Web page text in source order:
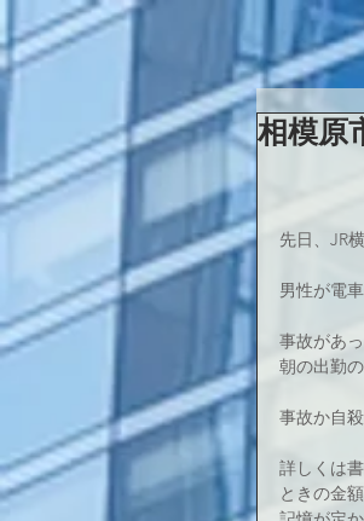
相模原
先日、JR
男性が電
事故があ
朝の出勤の
事故か自
詳しくは
ときの金